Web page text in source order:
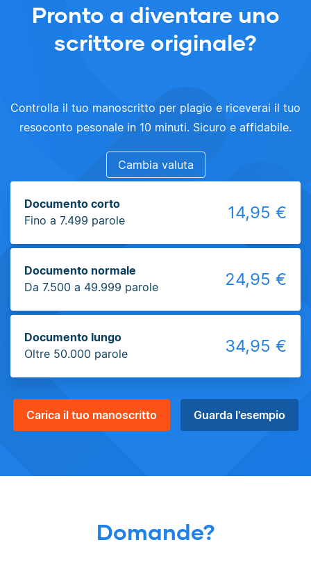
Pronto a diventare uno
scrittore originale?
Controlla il tuo manoscritto per plagio e riceverai il tuo
resoconto pesonale in 10 minuti. Sicuro e affidabile.
Cambia valuta
Documento corto
Fino a 7.499 parole
14,95 €
Documento normale
Da 7.500 a 49.999 parole
24,95 €
Documento lungo
Oltre 50.000 parole
34,95 €
Carica il tuo manoscritto Guarda l'esempio
Domande?